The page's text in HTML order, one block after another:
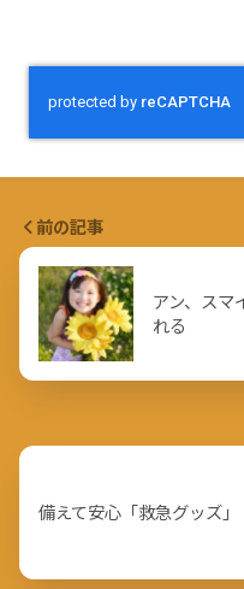
前の記事
アン、ス
れる
備えて安心「救急グッズ」